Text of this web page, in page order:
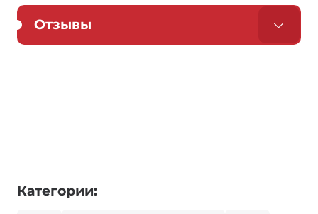
Отзывы
Категории: